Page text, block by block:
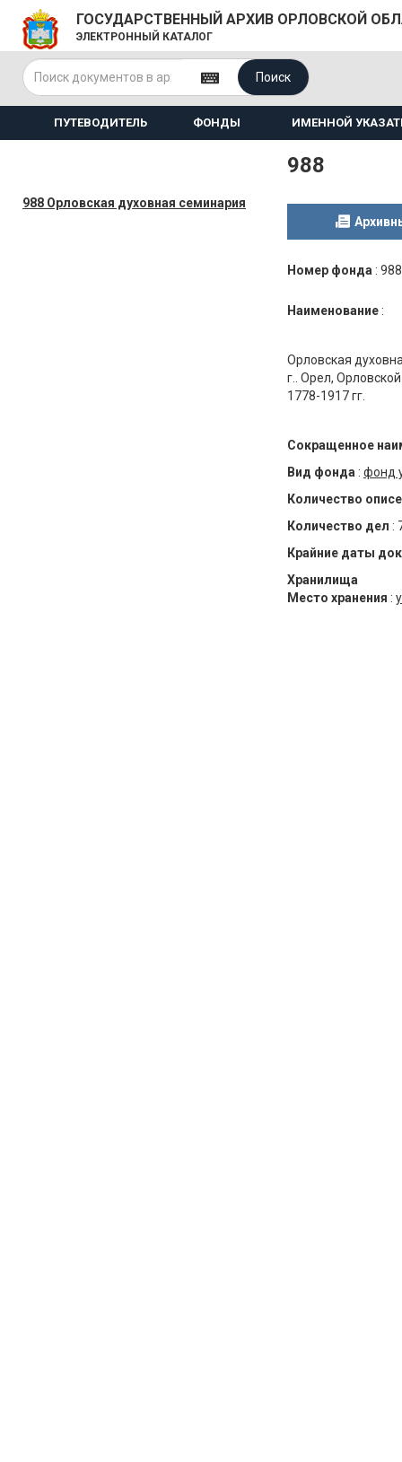
ГОСУДАРСТВЕННЫЙ АРХИВ ОРЛОВСКОЙ
ЭЛЕКТРОННЫЙ КАТАЛОГ
Поиск
ПУТЕВОДИТЕЛЬ ФОНДЫ ИМЕННОЙ
988 Орловская духовная семинария
988
Номер фонда : 988
Наименование :
Орловская
г.. Орел,
1778-1917 гг.
Сокращенное
Вид фонда : фонд
Количество
Количество дел :
Крайние даты
Хранилища
Место хранения :